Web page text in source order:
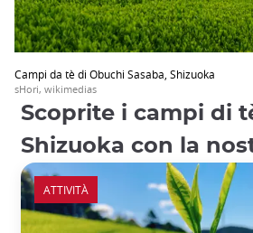
Campi da tè di Obuchi Sasaba, Shizuoka
sHori, wikimedias
Scoprite i campi di
Shizuoka con la
ATTIVITÀ